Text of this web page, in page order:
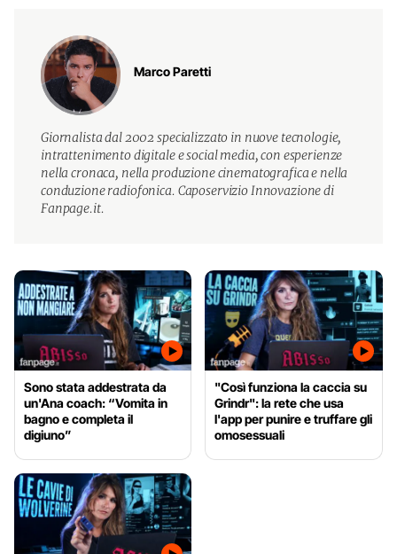
Marco Paretti
Giornalista dal 2002 specializzato in nuove tecnologie,
intrattenimento digitale e social media, con esperienze
nella cronaca, nella produzione cinematografica e nella
conduzione radiofonica. Caposervizio Innovazione di
Fanpage.it.
Sono stata addestrata da
un'Ana coach: “Vomita in
bagno e completa il
digiuno”
"Così funziona la caccia su
Grindr": la rete che usa
l'app per punire e truffare gli
omosessuali